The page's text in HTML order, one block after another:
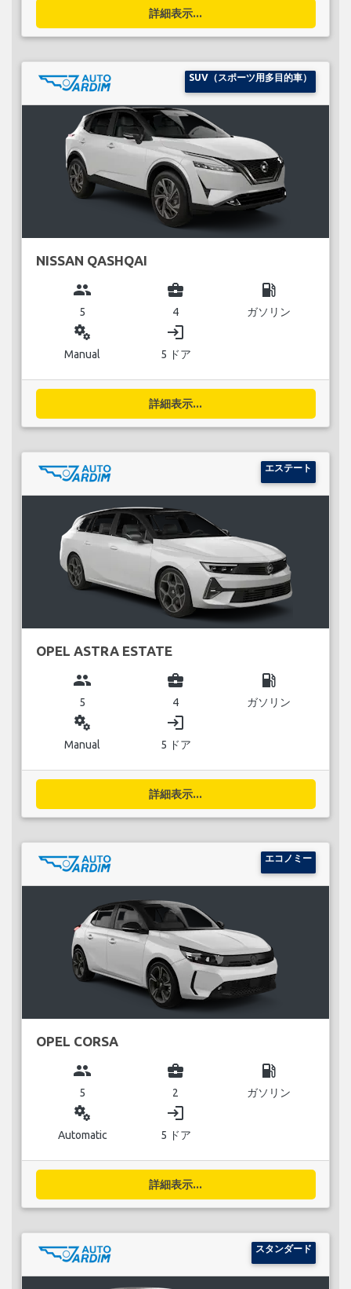
詳細表示...
SUV（スポーツ用多目的車）
NISSAN QASHQAI
group
5
business_center
4
local_gas_station
ガソリン
miscellaneous_services
Manual
login
5 ドア
詳細表示...
エステート
OPEL ASTRA ESTATE
group
5
business_center
4
local_gas_station
ガソリン
miscellaneous_services
Manual
login
5 ドア
詳細表示...
エコノミー
OPEL CORSA
group
5
business_center
2
local_gas_station
ガソリン
miscellaneous_services
Automatic
login
5 ドア
詳細表示...
スタンダード